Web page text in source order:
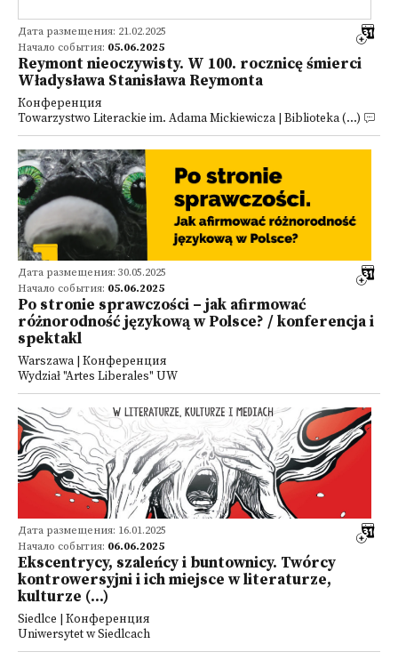
Дата размещения: 21.02.2025
Начало события: 05.06.2025
Reymont nieoczywisty. W 100. rocznicę śmierci
Władysława Stanisława Reymonta
Конференция
Towarzystwo Literackie im. Adama Mickiewicza | Biblioteka (...)
Дата размещения: 30.05.2025
Начало события: 05.06.2025
Po stronie sprawczości – jak afirmować
różnorodność językową w Polsce? / konferencja i
spektakl
Warszawa | Конференция
Wydział "Artes Liberales" UW
Дата размещения: 16.01.2025
Начало события: 06.06.2025
Ekscentrycy, szaleńcy i buntownicy. Twórcy
kontrowersyjni i ich miejsce w literaturze,
kulturze (...)
Siedlce | Конференция
Uniwersytet w Siedlcach